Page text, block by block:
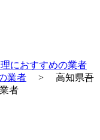
理におすすめの業者
業者 > 高知県吾
者